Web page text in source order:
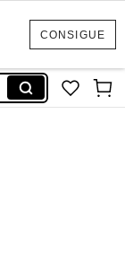
CONSIGUE